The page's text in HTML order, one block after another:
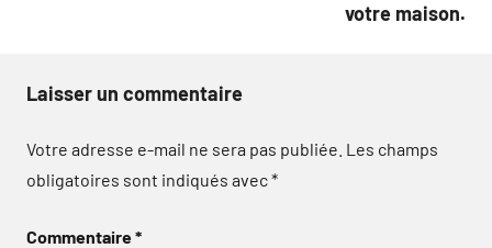
votre maison.
Laisser un commentaire
Votre adresse e-mail ne sera pas publiée. Les champs
obligatoires sont indiqués avec*
Commentaire*